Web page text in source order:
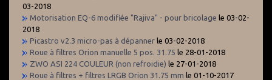
03-2018
Motorisation EQ-6 modifiée "Rajiva" - pour bricolage le 03-02-
2018
Picastro v2.3 micro-pas à dépanner le 03-02-2018
Roue à filtres Orion manuelle 5 pos. 31.75 le 28-01-2018
ZWO ASI 224 COULEUR (non refroidie) le 27-01-2018
Roue à filtres + filtres LRGB Orion 31.75 mm le 01-10-2017